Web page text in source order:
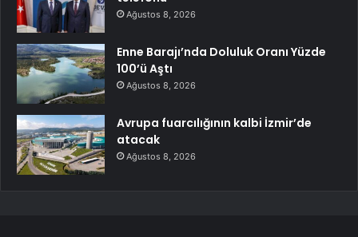
Ağustos 8, 2026
Enne Barajı’nda Doluluk Oranı Yüzde
100’ü Aştı
Ağustos 8, 2026
Avrupa fuarcılığının kalbi İzmir’de
atacak
Ağustos 8, 2026